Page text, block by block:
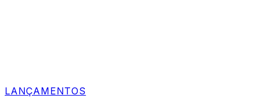
LANÇAMENTOS